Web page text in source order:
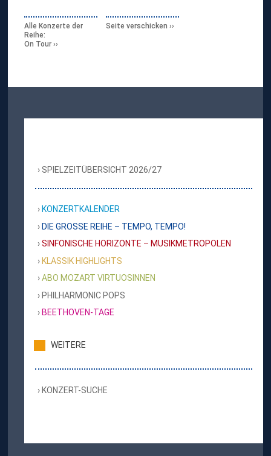
Alle Konzerte der
Reihe:
On Tour
Seite verschicken
SPIELZEITÜBERSICHT 2026/27
KONZERTKALENDER
DIE GROSSE REIHE – TEMPO, TEMPO!
SINFONISCHE HORIZONTE – MUSIKMETROPOLEN
KLASSIK HIGHLIGHTS
ABO MOZART VIRTUOSINNEN
PHILHARMONIC POPS
BEETHOVEN-TAGE
WEITERE
KONZERT-SUCHE